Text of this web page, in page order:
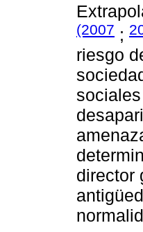
(2007 ;
riesgo
director